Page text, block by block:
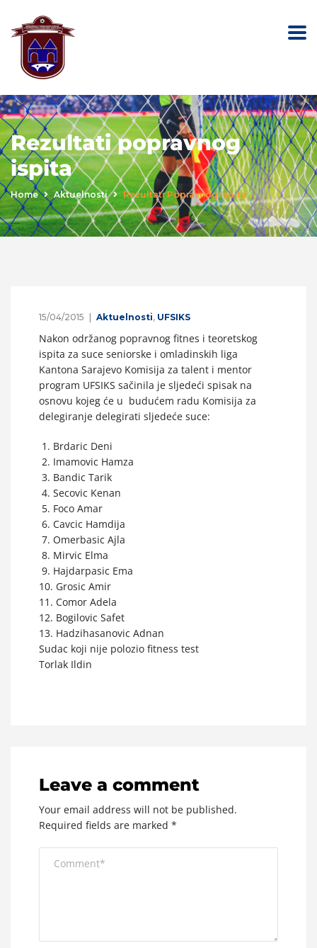
Rezultati popravnog
ispita
Home Aktuelnosti Rezultati Popravnog Ispita
15/04/2015 Aktuelnosti, UFSIKS
Nakon održanog popravnog fitnes i teoretskog
ispita za suce seniorske i omladinskih liga
Kantona Sarajevo Komisija za talent i mentor
program UFSIKS sačinila je sljedeći spisak na
osnovu kojeg će u budućem radu Komisija za
delegiranje delegirati sljedeće suce:
1. Brdaric Deni
2. Imamovic Hamza
3. Bandic Tarik
4. Secovic Kenan
5. Foco Amar
6. Cavcic Hamdija
7. Omerbasic Ajla
8. Mirvic Elma
9. Hajdarpasic Ema
10. Grosic Amir
11. Comor Adela
12. Bogilovic Safet
13. Hadzihasanovic Adnan
Sudac koji nije polozio fitness test
Torlak Ildin
Leave a comment
Your email address will not be published.
Required fields are marked *